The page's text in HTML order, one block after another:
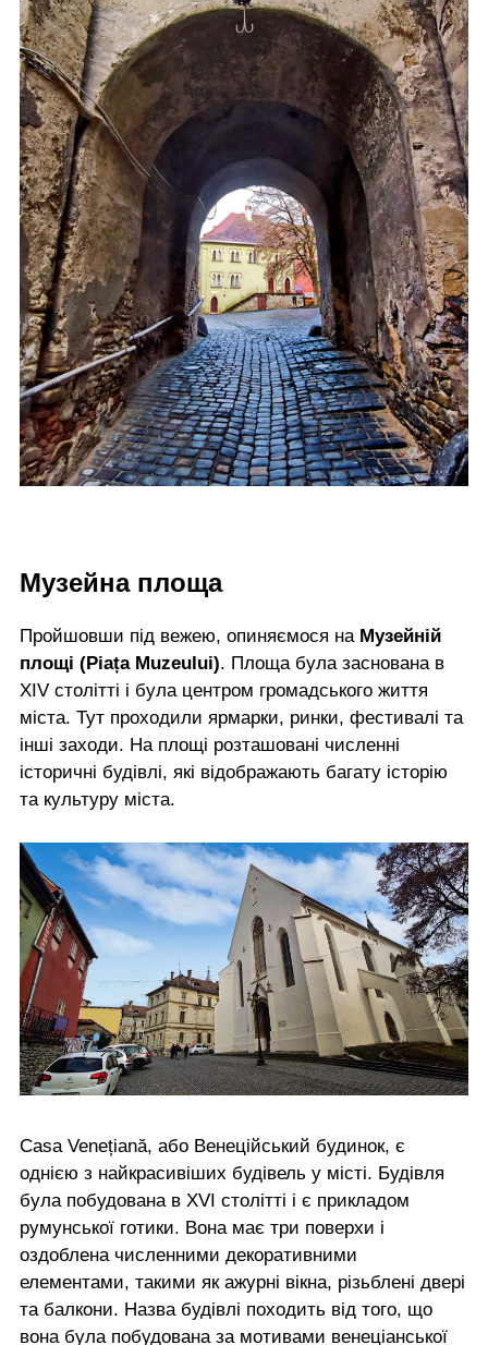
Музейна площа
Пройшовши під вежею, опиняємося наМузейній
площі (Piața Muzeului). Площа була заснована в
XIV столітті і була центром громадського життя
міста. Тут проходили ярмарки, ринки, фестивалі та
інші заходи. На площі розташовані численні
історичні будівлі, які відображають багату історію
та культуру міста.
Casa Venețiană, або Венеційський будинок, є
однією з найкрасивіших будівель у місті. Будівля
була побудована в XVI столітті і є прикладом
румунської готики. Вона має три поверхи і
оздоблена численними декоративними
елементами, такими як ажурні вікна, різьблені двері
та балкони. Назва будівлі походить від того, що
вона була побудована за мотивами венеціанської